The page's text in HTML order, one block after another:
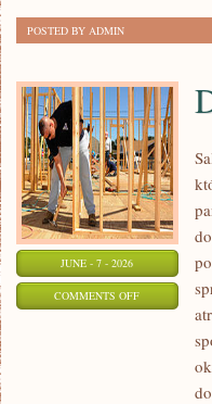
POSTED BY ADMIN
JUNE - 7 - 2026
COMMENTS OFFON
DEKORACJE
ARANŻACJE